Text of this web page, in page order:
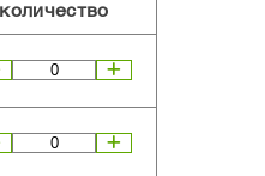
количество